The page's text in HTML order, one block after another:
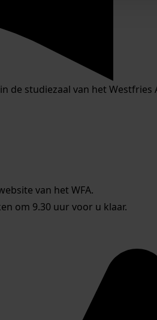
studiezaal van het Westfries
van het WFA.
om 9.30 uur voor u klaar.